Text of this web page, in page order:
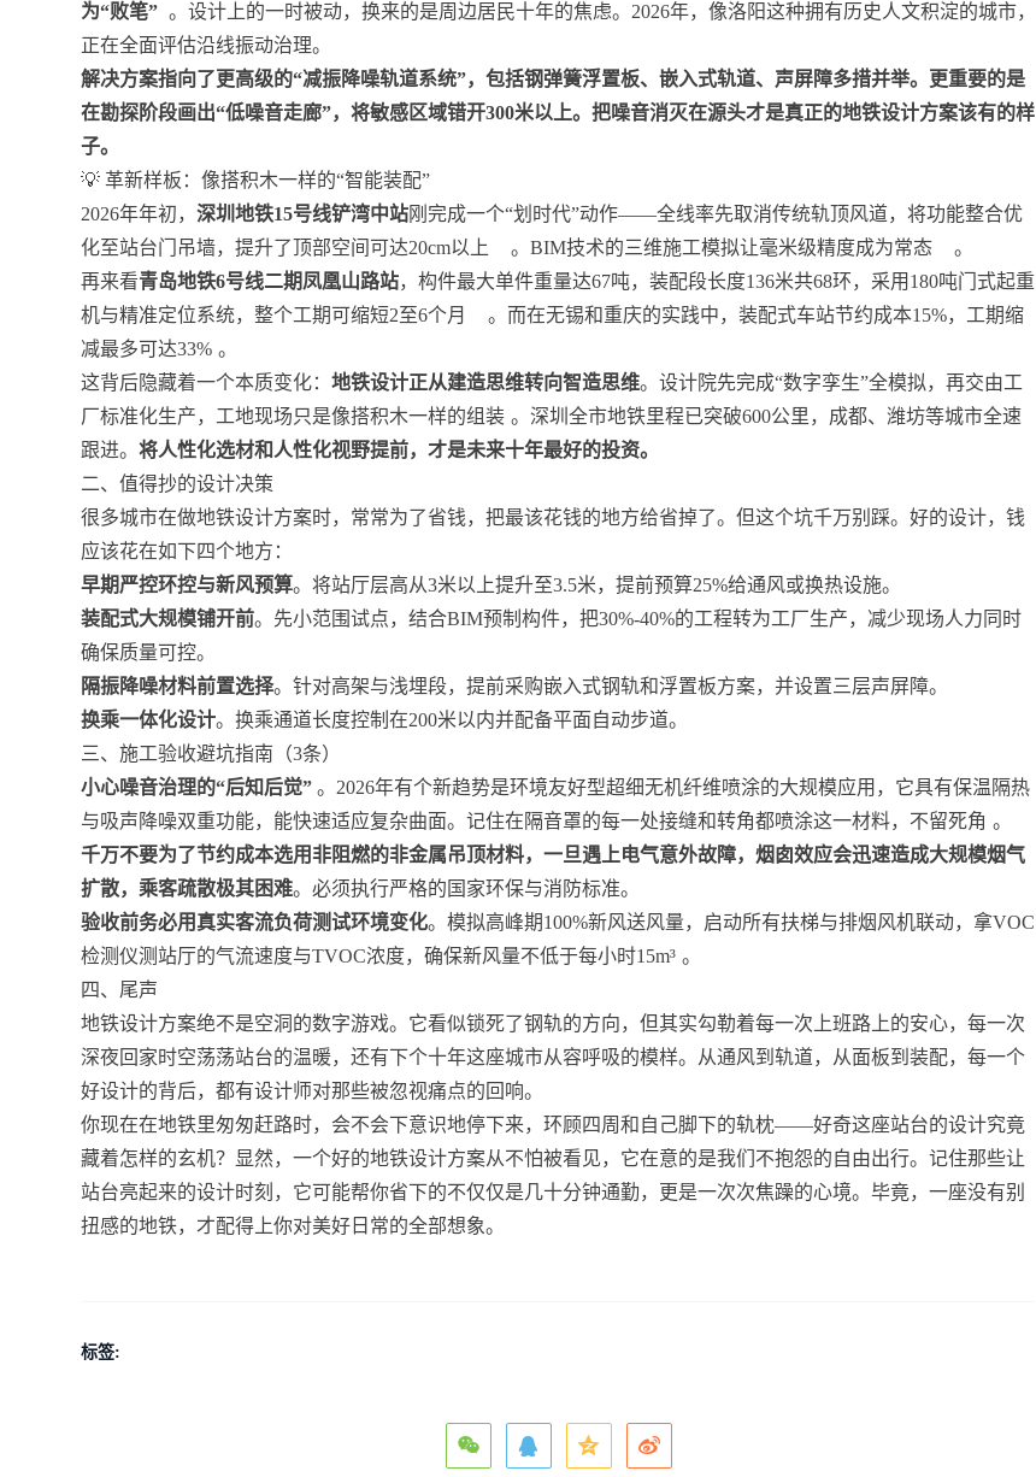
为“败笔” 。设计上的一时被动，换来的是周边居民十年的焦虑。2026年，像洛阳这种拥有历史人文积淀的城市，
正在全面评估沿线振动治理。
解决方案指向了更高级的“减振降噪轨道系统”，包括钢弹簧浮置板、嵌入式轨道、声屏障多措并举。更重要的是
在勘探阶段画出“低噪音走廊”，将敏感区域错开300米以上。把噪音消灭在源头才是真正的地铁设计方案该有的样
子。
💡 革新样板：像搭积木一样的“智能装配”
2026年年初，深圳地铁15号线铲湾中站刚完成一个“划时代”动作——全线率先取消传统轨顶风道，将功能整合优
化至站台门吊墙，提升了顶部空间可达20cm以上
。BIM技术的三维施工模拟让毫米级精度成为常态
。
再来看青岛地铁6号线二期凤凰山路站，构件最大单件重量达67吨，装配段长度136米共68环，采用180吨门式起重
机与精准定位系统，整个工期可缩短2至6个月
。而在无锡和重庆的实践中，装配式车站节约成本15%，工期缩
减最多可达33% 。
这背后隐藏着一个本质变化：地铁设计正从建造思维转向智造思维。设计院先完成“数字孪生”全模拟，再交由工
厂标准化生产，工地现场只是像搭积木一样的组装 。深圳全市地铁里程已突破600公里，成都、潍坊等城市全速
跟进。将人性化选材和人性化视野提前，才是未来十年最好的投资。
二、值得抄的设计决策
很多城市在做地铁设计方案时，常常为了省钱，把最该花钱的地方给省掉了。但这个坑千万别踩。好的设计，钱
应该花在如下四个地方：
早期严控环控与新风预算。将站厅层高从3米以上提升至3.5米，提前预算25%给通风或换热设施。
装配式大规模铺开前。先小范围试点，结合BIM预制构件，把30%-40%的工程转为工厂生产，减少现场人力同时
确保质量可控。
隔振降噪材料前置选择。针对高架与浅埋段，提前采购嵌入式钢轨和浮置板方案，并设置三层声屏障。
换乘一体化设计。换乘通道长度控制在200米以内并配备平面自动步道。
三、施工验收避坑指南（3条）
小心噪音治理的“后知后觉” 。2026年有个新趋势是环境友好型超细无机纤维喷涂的大规模应用，它具有保温隔热
与吸声降噪双重功能，能快速适应复杂曲面。记住在隔音罩的每一处接缝和转角都喷涂这一材料，不留死角 。
千万不要为了节约成本选用非阻燃的非金属吊顶材料，一旦遇上电气意外故障，烟囱效应会迅速造成大规模烟气
扩散，乘客疏散极其困难。必须执行严格的国家环保与消防标准。
验收前务必用真实客流负荷测试环境变化。模拟高峰期100%新风送风量，启动所有扶梯与排烟风机联动，拿VOC
检测仪测站厅的气流速度与TVOC浓度，确保新风量不低于每小时15m³ 。
四、尾声
地铁设计方案绝不是空洞的数字游戏。它看似锁死了钢轨的方向，但其实勾勒着每一次上班路上的安心，每一次
深夜回家时空荡荡站台的温暖，还有下个十年这座城市从容呼吸的模样。从通风到轨道，从面板到装配，每一个
好设计的背后，都有设计师对那些被忽视痛点的回响。
你现在在地铁里匆匆赶路时，会不会下意识地停下来，环顾四周和自己脚下的轨枕——好奇这座站台的设计究竟
藏着怎样的玄机？显然，一个好的地铁设计方案从不怕被看见，它在意的是我们不抱怨的自由出行。记住那些让
站台亮起来的设计时刻，它可能帮你省下的不仅仅是几十分钟通勤，更是一次次焦躁的心境。毕竟，一座没有别
扭感的地铁，才配得上你对美好日常的全部想象。
标签: